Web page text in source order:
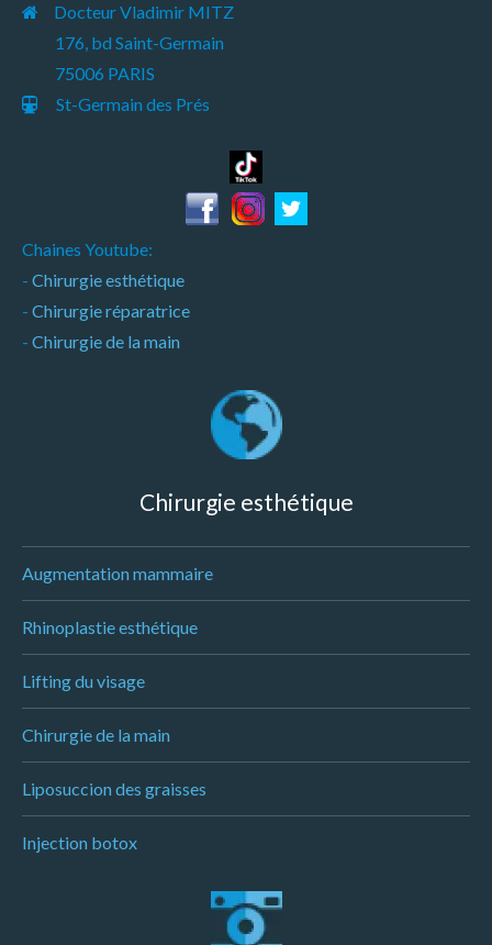
Docteur Vladimir MITZ
176, bd Saint-Germain
75006 PARIS
St-Germain des Prés
Chaines Youtube:
- Chirurgie esthétique
- Chirurgie réparatrice
- Chirurgie de la main
Chirurgie esthétique
Augmentation mammaire
Rhinoplastie esthétique
Lifting du visage
Chirurgie de la main
Liposuccion des graisses
Injection botox